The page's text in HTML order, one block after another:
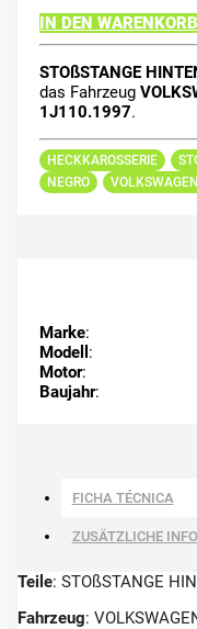
IN DEN
STOßSTANGE
das Fahrzeug
1J110.1997.
HECKKAROSSERIE
NEGRO
Marke:
Modell :
Motor:
Baujahr:
FICHA TÉCNICA
ZUSÄTZLICHE
Teile: STOßSTANGE
Fahrzeug: